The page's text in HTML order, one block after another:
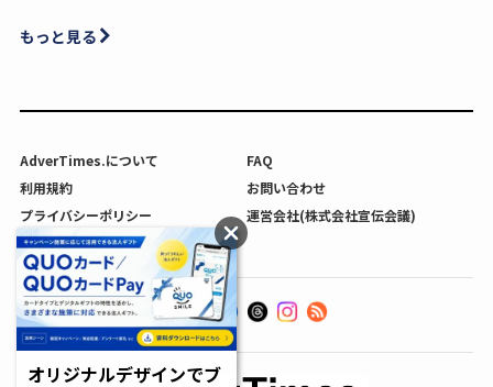
もっと見る
AdverTimes.について
FAQ
利用規約
お問い合わせ
プライバシーポリシー
運営会社(株式会社宣伝会議)
利用者情報の外部送信について
オリジナルデザインでブ